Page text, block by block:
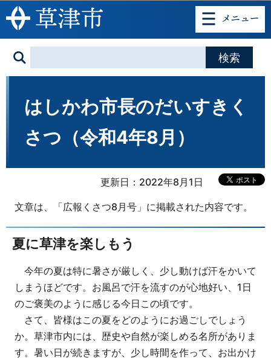
このページの本文へ移動
はしかわ市長のだいすきく
さつ（令和4年8月）
更新日：2022年8月1日
文章は、「広報くさつ8月号」に掲載された内容です。
夏に草津を楽しもう
今年の夏は特に暑さが厳しく、少し動けば汗をかいて
しまうほどです。お風呂で汗を流すのが心地好い、1日
のご褒美のように感じる今日この頃です。
さて、皆様はこの夏をどのようにお過ごしでしょう
か。草津市内には、歴史や自然が楽しめる名所がありま
す。暑い日が続きますが、少し時間を作って、お出かけ